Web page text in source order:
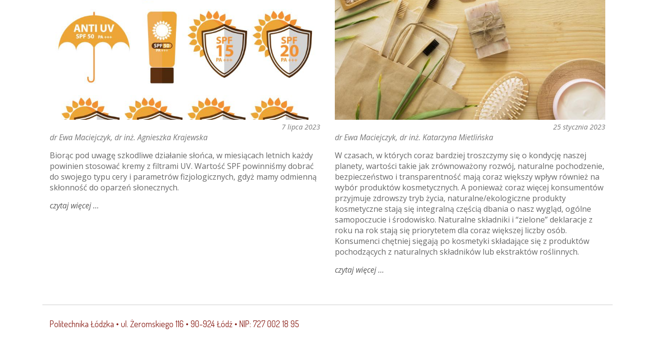
7 lipca 2023
dr Ewa Maciejczyk dr inż. Agnieszka Krajewska
Biorąc pod uwagę szkodliwe działanie słońca, w miesiącach letnich każdy
powinien stosować kremy z filtrami UV. Wartość SPF powinniśmy dobrać
do swojego typu cery i parametrów fizjologicznych, gdyż mamy odmienną
skłonność do oparzeń słonecznych.
czytaj więcejo
25 stycznia 2023
dr Ewa Maciejczyk dr inż. Katarzyna Mietlińska
W czasach, w których coraz bardziej troszczymy się o kondycję naszej
planety, wartości takie jak zrównoważony rozwój, naturalne pochodzenie,
bezpieczeństwo i transparentność mają coraz większy wpływ również na
wybór produktów kosmetycznych. A ponieważ coraz więcej konsumentów
przyjmuje zdrowszy tryb życia, naturalne/ekologiczne produkty
kosmetyczne stają się integralną częścią dbania o nasz wygląd, ogólne
samopoczucie i środowisko. Naturalne składniki i “zielone” deklaracje z
roku na rok stają się priorytetem dla coraz większej liczby osób.
Konsumenci chętniej sięgają po kosmetyki składające się z produktów
pochodzących z naturalnych składników lub ekstraktów roślinnych.
czytaj więcejo
naturalne
Politechnika Łódzka • ul. Żeromskiego 116 • 90-924 Łódź • NIP: 727 002 18 95